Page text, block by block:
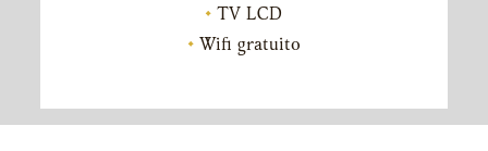
TV LCD
Wifi gratuito